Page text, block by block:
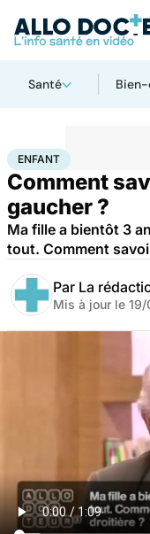
Santé
AccueilFamille
ENFANT
Comment
gaucher ?
Ma fille a bientôt 3
tout. Comment
Par La
Mis à jour le